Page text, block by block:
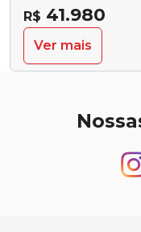
R$ 41.980
Ver mais